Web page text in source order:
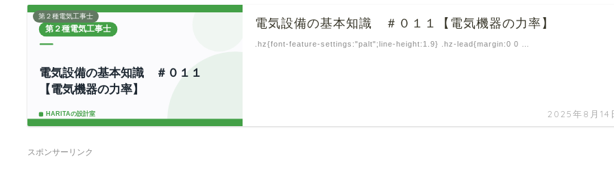
第２種電気工事士
電気設備の基本知識 ＃０１１【電気機器の力率】
2025年8月14
.hz{font-feature-settings:"palt";line-height:1.9} .hz-lead{margin:0 0 …
スポンサーリンク